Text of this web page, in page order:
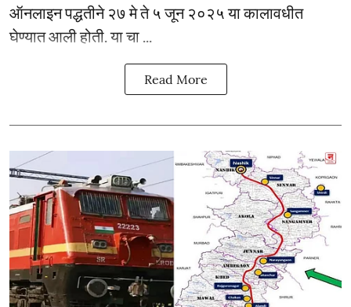
ऑनलाइन पद्धतीने २७ मे ते ५ जून २०२५ या कालावधीत
घेण्यात आली होती. या चा ...
Read More